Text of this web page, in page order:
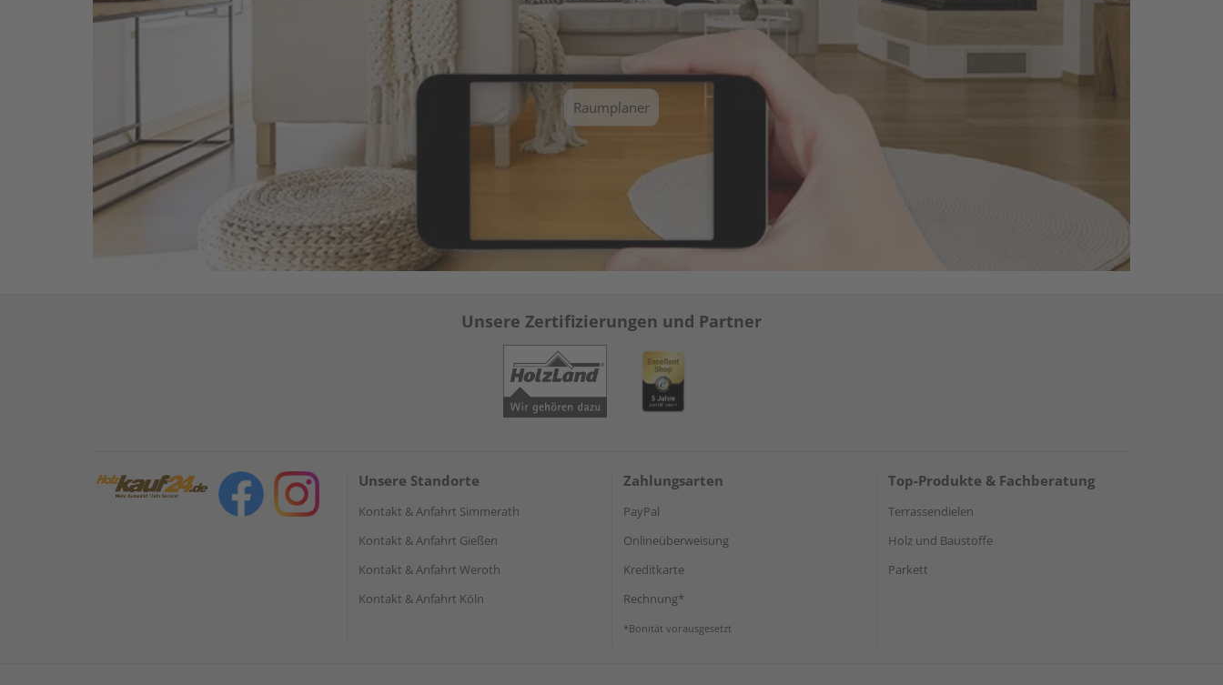
Raumplaner
Unsere Zertifizierungen und Partner
Unsere Standorte
Kontakt & Anfahrt Simmerath
Kontakt & Anfahrt Gießen
Kontakt & Anfahrt Weroth
Kontakt & Anfahrt Köln
Zahlungsarten
PayPal
Onlineüberweisung
Kreditkarte
Rechnung*
*Bonität vorausgesetzt
Top-Produkte & Fachberatung
Terrassendielen
Holz und Baustoffe
Parkett